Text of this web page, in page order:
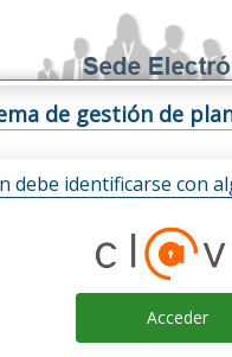
de gestión de
debe identificarse con
Acceder